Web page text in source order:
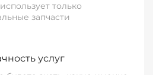
только
запчасти
услуг